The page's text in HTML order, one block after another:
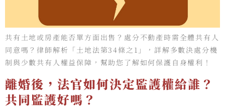
共有土地或房產能否單方面出售？處分不動產時需全體共有人
同意嗎？律師解析「土地法第34條之1」，詳解多數決處分機
制與少數共有人權益保障，幫助您了解如何保護自身權利！
離婚後，法官如何決定監護權給誰？
共同監護好嗎？